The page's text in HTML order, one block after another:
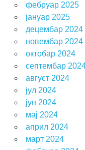
фебруар 2025
јануар 2025
децембар 2024
новембар 2024
октобар 2024
септембар
август 2024
јул 2024
јун 2024
мај 2024
април 2024
март 2024